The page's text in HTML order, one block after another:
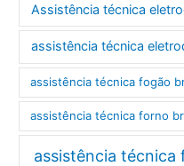
Assistência técnica
assistência técnica
assistência técnica fogão
assistência técnica forno
assistência técnica